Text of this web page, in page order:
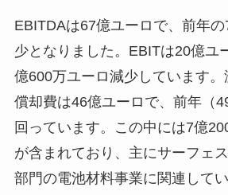
EBITDAは67億ユーロで、前年
少となりました。EBITは20億ユ
億600万ユーロ減少しています
償却費は46億ユーロで、前年（
回っています。この中には7億
が含まれており、主にサーフェ
部門の電池材料事業に関連して